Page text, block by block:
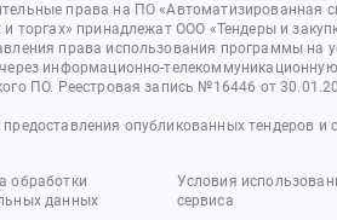
права на ПО «Автоматизированная
и торгах» принадлежат ООО «Тендеры и
права использования программы на
информационно-
ПО. Реестровая запись №16446 от
предоставления опубликованных тендеров
обработки
данных
Условия
сервиса